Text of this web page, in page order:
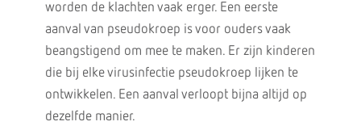
worden de klachten vaak erger. Een eerste
aanval van pseudokroep is voor ouders vaak
beangstigend om mee te maken. Er zijn kinderen
die bij elke virusinfectie pseudokroep lijken te
ontwikkelen. Een aanval verloopt bijna altijd op
dezelfde manier.